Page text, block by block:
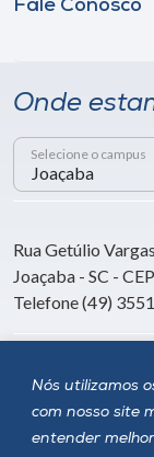
Nós utilizamos
com nosso site
entender
Fale Conosco
Onde
Selecione o campus
Rua Getúlio
Joaçaba - SC -
Telefone (49)
Siga a